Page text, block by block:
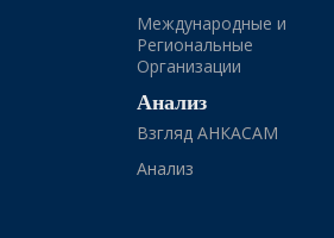
Международные и
Региональные
Организации
Анализ
Взгляд АНКАСАМ
Анализ